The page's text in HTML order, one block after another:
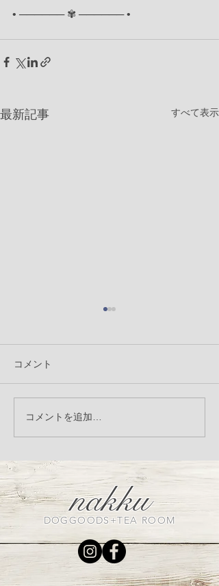
• ────── ✾ ────── •
最新記事 すべて表示
LandyLandey リネンシリ
ーズ受注会のお知らせ
コメント
コメントを追加…
nakku
DOGGOODS+TEA ROOM